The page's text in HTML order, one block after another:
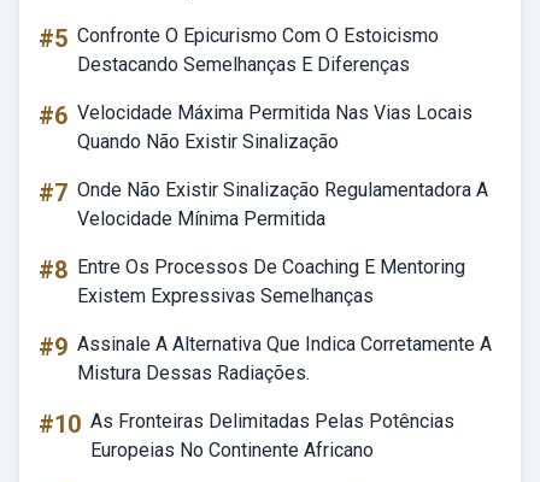
#5 Confronte O Epicurismo Com O Estoicismo
Destacando Semelhanças E Diferenças
#6 Velocidade Máxima Permitida Nas Vias Locais
Quando Não Existir Sinalização
#7 Onde Não Existir Sinalização Regulamentadora A
Velocidade Mínima Permitida
#8 Entre Os Processos De Coaching E Mentoring
Existem Expressivas Semelhanças
#9 Assinale A Alternativa Que Indica Corretamente A
Mistura Dessas Radiações.
#10 As Fronteiras Delimitadas Pelas Potências
Europeias No Continente Africano